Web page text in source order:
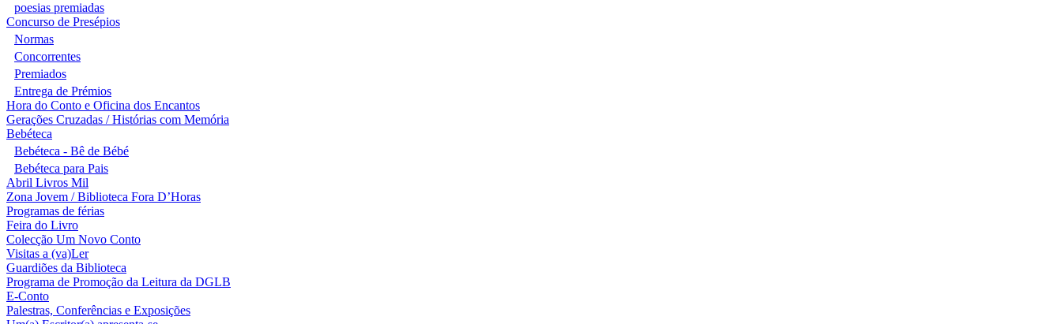
poesias premiadas
Concurso de Presépios
Normas
Concorrentes
Premiados
Entrega de Prémios
Hora do Conto e Oficina dos Encantos
Gerações Cruzadas / Histórias com Memória
Bebéteca
Bebéteca - Bê de Bébé
Bebéteca para Pais
Abril Livros Mil
Zona Jovem / Biblioteca Fora D’Horas
Programas de férias
Feira do Livro
Colecção Um Novo Conto
Visitas a (va)Ler
Guardiões da Biblioteca
Programa de Promoção da Leitura da DGLB
E-Conto
Palestras, Conferências e Exposições